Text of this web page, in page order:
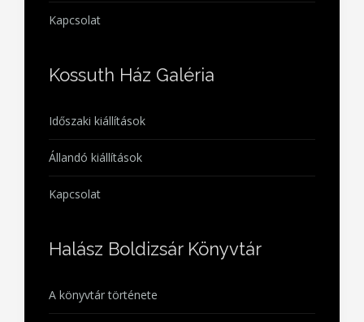
Kapcsolat
Kossuth Ház Galéria
Időszaki kiállítások
Állandó kiállítások
Kapcsolat
Halász Boldizsár Könyvtár
A könyvtár története